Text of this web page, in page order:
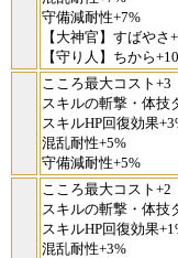
守備減耐性+7%
【大神官】すばやさ
【守り人】ちから+10
こころ最大コスト+3
スキルの斬撃・体技
スキルHP回復効果
混乱耐性+5%
守備減耐性+5%
こころ最大コスト+2
スキルの斬撃・体技
スキルHP回復効果
混乱耐性+3%